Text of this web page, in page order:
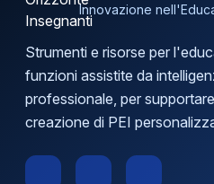
Innovazione
Strumenti e risorse per
funzioni assistite da
professionale, per
creazione di PEI